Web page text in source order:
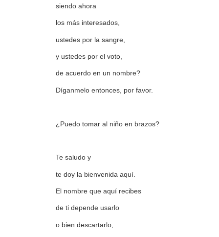
siendo ahora
los más interesados,
ustedes por la sangre,
y ustedes por el voto,
de acuerdo en un nombre?
Díganmelo entonces, por favor.
¿Puedo tomar al niño en brazos?
Te saludo y
te doy la bienvenida aquí.
El nombre que aquí recibes
de ti depende usarlo
o bien descartarlo,